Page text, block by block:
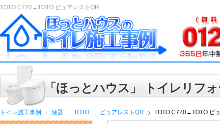
TOTO C720→TOTO ピュアレストQR
「ほっとハウス」 トイレリフ
トイレ施工事例 便器 TOTO ピュアレストQR TOTO C720→TOTO ピ